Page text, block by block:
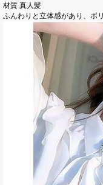
材質 真人髪
ふんわりと立体感があり、ボ